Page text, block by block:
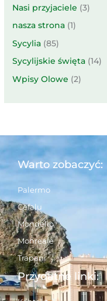
Nasi przyjaciele (3)
nasza strona (1)
Sycylia (85)
Sycylijskie święta (14)
Wpisy Olowe (2)
Warto zobaczyć:
Palermo
Cefalu
Mondello
Monreale
Trapani
Przydatne linki: